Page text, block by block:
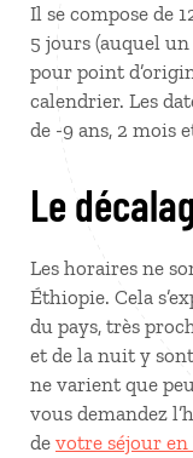
Il se compose de
5 jours (auquel un
pour point
calendrier. Les
de -9 ans, 2 mois
Le
Les horaires ne
Éthiopie. Cela
du pays, très
et de la nuit y
ne varient que
vous demandez
de votre séjour